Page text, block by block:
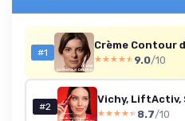
#1
★★★★★
★★★★★ 9.0/10
#2
★★★★★
★★★★★ 8.7/10